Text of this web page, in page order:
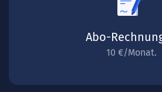
Abo-
10 €/Monat.